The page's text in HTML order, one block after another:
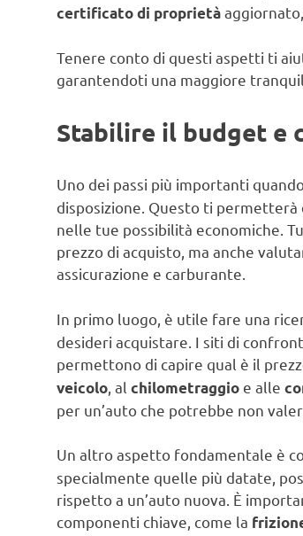
certificato di proprietà
Tenere conto di questi aspetti ti
garantendoti una maggiore
Stabilire il budget e
Uno dei passi più importanti
disposizione. Questo ti
nelle tue possibilità economiche.
prezzo di acquisto, ma anche
assicurazione e carburante.
In primo luogo, è utile fare una
desideri acquistare. I siti di
permettono di capire qual è il
veicolo , al chilometraggio e alle
per un’auto che potrebbe non
Un altro aspetto fondamentale è
specialmente quelle più datate,
rispetto a un’auto nuova. È
componenti chiave, come la